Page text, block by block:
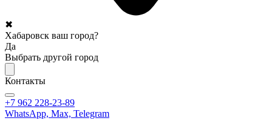
✖
Хабаровск ваш город?
Да
Выбрать другой город
Контакты
+7 962 228-23-89
WhatsApp, Max, Telegram